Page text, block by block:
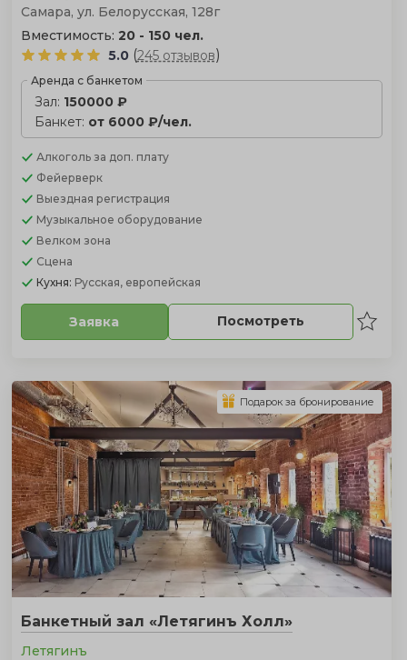
Самара, ул. Белорусская, 128г
Вместимость: 20 - 150 чел.
5.0 (245 отзывов)
Аренда с банкетом
Зал: 150000 ₽
Банкет: от 6000 ₽/чел.
Алкоголь за доп. плату
Фейерверк
Выездная регистрация
Музыкальное оборудование
Велком зона
Сцена
Кухня: Русская, европейская
Заявка Посмотреть
Банкетный зал «Летягинъ Холл»
Летягинъ
Подарок за бронирование